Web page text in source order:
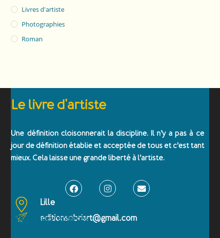
Livres d'artiste
Photographies
Roman
Le livre d'artiste
Une définition cloisonnerait la discipline. Il n’y a pas à ce
jour de définition établie et acceptée de tous et c’est tant
mieux. Cela laisse une grande liberté à l’artiste.
Lille
editionsobriart@gmail.com
Emballages renforcés